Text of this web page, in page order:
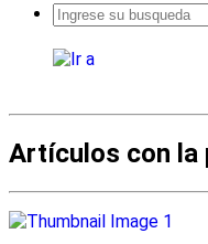
Artículos con la